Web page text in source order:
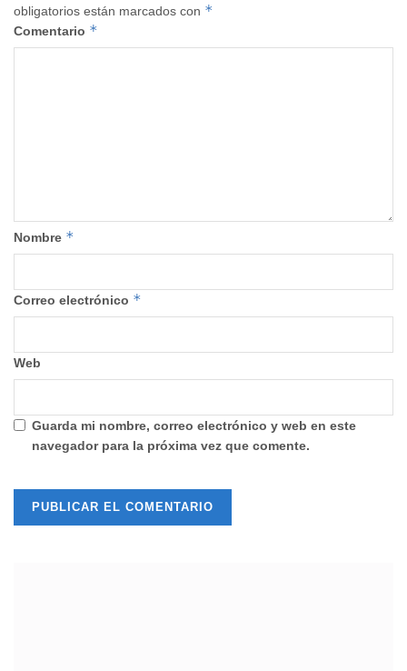
obligatorios están marcados con *
Comentario *
Nombre *
Correo electrónico *
Web
Guarda mi nombre, correo electrónico y web en este
navegador para la próxima vez que comente.